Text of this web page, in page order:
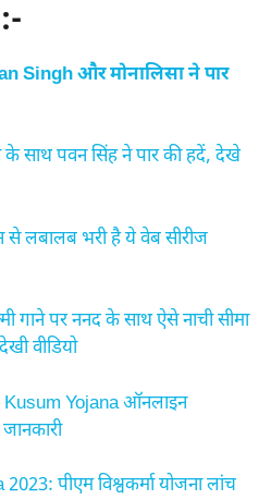
Singh और मोनालिसा ने पार
के साथ पवन सिंह ने पार की हदें, देखे
से लबालब भरी है ये वेब सीरीज
गाने पर ननद के साथ ऐसे नाची सीमा
वीडियो
Yojana ऑनलाइन
पीएम विश्वकर्मा योजना लांच